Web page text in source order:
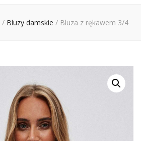
/ Bluzy damskie / Bluza z rękawem 3/4